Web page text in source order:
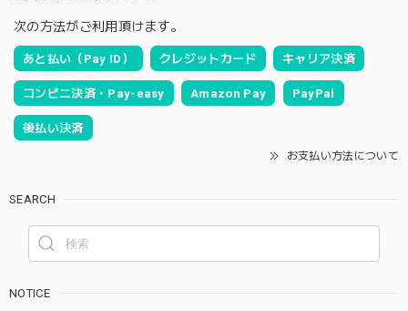
次の方法がご利用頂けます。
あと払い（Pay ID） クレジットカード キャリア決済
コンビニ決済・Pay-easy Amazon Pay PayPal
後払い決済
お支払い方法について
SEARCH
NOTICE